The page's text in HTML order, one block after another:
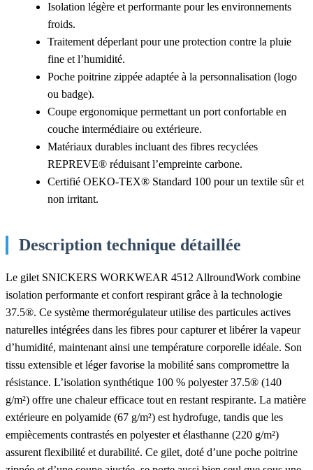
Isolation légère et performante pour les environnements
froids.
Traitement déperlant pour une protection contre la pluie
fine et l’humidité.
Poche poitrine zippée adaptée à la personnalisation (logo
ou badge).
Coupe ergonomique permettant un port confortable en
couche intermédiaire ou extérieure.
Matériaux durables incluant des fibres recyclées
REPREVE® réduisant l’empreinte carbone.
Certifié OEKO-TEX® Standard 100 pour un textile sûr et
non irritant.
Description technique détaillée
Le gilet SNICKERS WORKWEAR 4512 AllroundWork combine
isolation performante et confort respirant grâce à la technologie
37.5®. Ce système thermorégulateur utilise des particules actives
naturelles intégrées dans les fibres pour capturer et libérer la vapeur
d’humidité, maintenant ainsi une température corporelle idéale. Son
tissu extensible et léger favorise la mobilité sans compromettre la
résistance. L’isolation synthétique 100 % polyester 37.5® (140
g/m²) offre une chaleur efficace tout en restant respirante. La matière
extérieure en polyamide (67 g/m²) est hydrofuge, tandis que les
empiècements contrastés en polyester et élasthanne (220 g/m²)
assurent flexibilité et durabilité. Ce gilet, doté d’une poche poitrine